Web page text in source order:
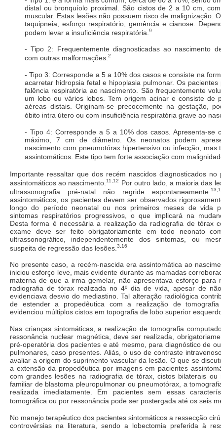
distal ou bronquíolo proximal. São cistos de 2 a 10 cm,
muscular. Estas lesões não possuem risco de malignização.
taquipneia, esforço respiratório, gemência e cianose.
podem levar a insuficiência respiratória. 9
- Tipo 2: Frequentemente diagnosticadas ao nascimento
com outras malformações. 2
- Tipo 3: Corresponde a 5 a 10% dos casos e consiste na
acarretar hidropsia fetal e hipoplasia pulmonar. Os
falência respiratória ao nascimento. São frequentemente
um lobo ou vários lobos. Tem origem acinar e consiste de
aéreas distais. Originam-se precocemente na gestação,
óbito intra útero ou com insuficiência respiratória grave ao
- Tipo 4: Corresponde a 5 a 10% dos casos. Apresenta-se
máximo, 7 cm de diâmetro. Os neonatos podem
nascimento com pneumotórax hipertensivo ou infecção, mas
assintomáticos. Este tipo tem forte associação com
Importante ressaltar que dos recém nascidos diagnosticados no
assintomáticos ao nascimento.11,12
Por outro lado, a maioria das
ultrassonografia pré-natal não regride espontaneamente.
assintomáticos, os pacientes devem ser observados
longo do período neonatal ou nos primeiros meses de vida
sintomas respiratórios progressivos, o que implicará na
Desta forma é necessária a realização da radiografia de tórax
exame deve ser feito obrigatoriamente em todo neonato
ultrassonográfico, independentemente dos sintomas, ou
suspeita de regressão das lesões. 3,16
No presente caso, a recém-nascida era assintomática ao
iniciou esforço leve, mais evidente durante as mamadas
materna de que a irma gemelar, não apresentava esforço para
radiografia de tórax realizada no 4º dia de vida, apesar de
evidenciava desvio do mediastino. Tal alteração radiológica
de estender a propedêutica com a realização de
evidenciou múltiplos cistos em topografia de lobo superior
Nas crianças sintomáticas, a realização de tomografia
ressonância nuclear magnética, deve ser realizada,
pré-operatória dos pacientes e até mesmo, para diagnóstico de
pulmonares, caso presentes. Aliás, o uso de contraste
avaliar a origem do suprimento vascular da lesão. O que se
a extensão da propedêutica por imagens em pacientes
com grandes lesões na radiografia de tórax, cistos bilaterais ou
familiar de blastoma pleuropulmonar ou pneumotórax, a
realizada imediatamente. Em pacientes sem essas
tomográfica ou por ressonância pode ser postergada até os seis
No manejo terapêutico dos pacientes sintomáticos a ressecção
controvérsias na literatura, sendo a lobectomia preferida à